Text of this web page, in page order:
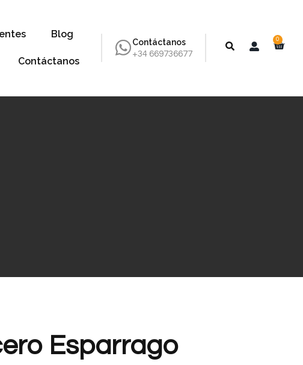
Blog
Contáctanos
Contáctanos
+34 669736677
0
Esparrago